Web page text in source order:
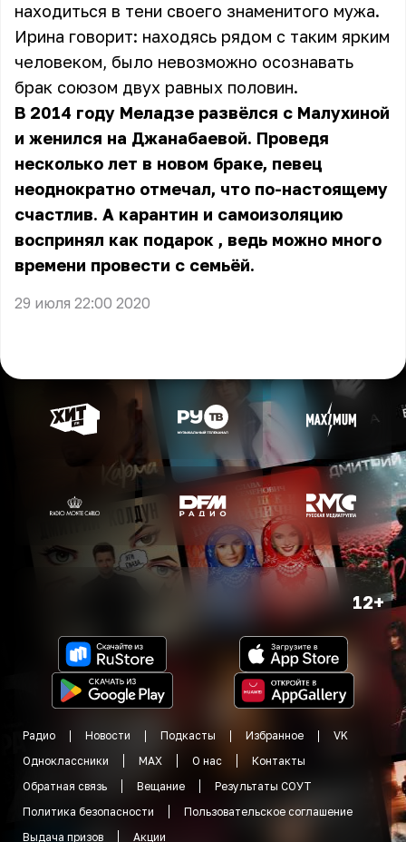
находиться в тени своего знаменитого мужа.
Ирина говорит: находясь рядом с таким ярким
человеком, было невозможно осознавать
брак союзом двух равных половин.
В 2014 году Меладзе развёлся с Малухиной
и женился на Джанабаевой. Проведя
несколько лет в новом браке, певец
неоднократно отмечал, что по-настоящему
счастлив. А карантин и самоизоляцию
воспринял как подарок , ведь можно много
времени провести с семьёй.
29 июля 22:00 2020
12+
Радио Новости Подкасты Избранное
VK
Одноклассники
MAX О нас
Контакты
Обратная связь
Вещание
Результаты СОУТ
Политика безопасности
Пользовательское соглашение
Выдача призов
Акции